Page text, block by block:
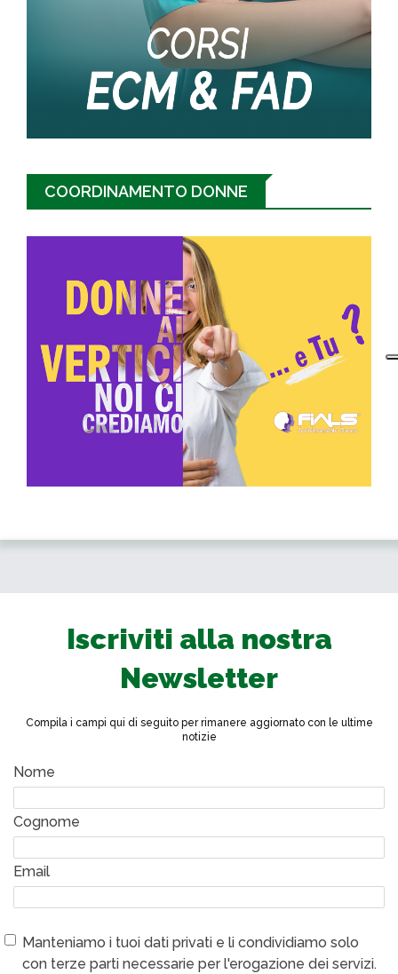
COORDINAMENTO DONNE
Iscriviti alla nostra
Newsletter
Compila i campi qui di seguito per rimanere aggiornato con le ultime
notizie
Nome
Cognome
Email
Manteniamo i tuoi dati privati e li condividiamo solo
con terze parti necessarie per l'erogazione dei servizi.